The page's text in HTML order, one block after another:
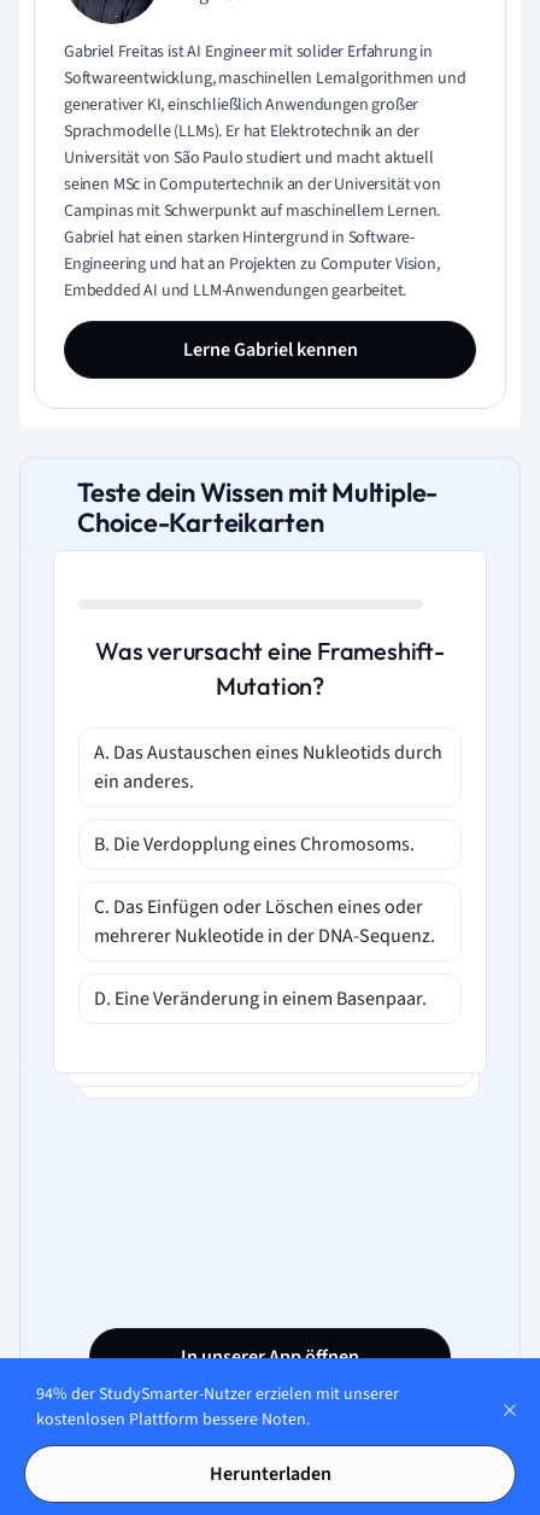
Gabriel Freitas ist AI Engineer mit solider Erfahrung in
Softwareentwicklung, maschinellen Lernalgorithmen und
generativer KI, einschließlich Anwendungen großer
Sprachmodelle (LLMs). Er hat Elektrotechnik an der
Universität von São Paulo studiert und macht aktuell
seinen MSc in Computertechnik an der Universität von
Campinas mit Schwerpunkt auf maschinellem Lernen.
Gabriel hat einen starken Hintergrund in Software-
Engineering und hat an Projekten zu Computer Vision,
Embedded AI und LLM-Anwendungen gearbeitet.
Lerne Gabriel kennen
Teste dein Wissen mit Multiple-
Choice-Karteikarten
Was verursacht eine Frameshift-
Mutation?
A. Das Austauschen eines Nukleotids durch
ein anderes.
B. Die Verdopplung eines Chromosoms.
C. Das Einfügen oder Löschen eines oder
mehrerer Nukleotide in der DNA-Sequenz.
D. Eine Veränderung in einem Basenpaar.
In unserer App öffnen
94% der StudySmarter-Nutzer erzielen mit unserer
kostenlosen Plattform bessere Noten.
Herunterladen